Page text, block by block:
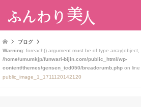
ブログ
Warning: foreach() argument must be of type array|object,
/home/umumkjp/funwari-bijin.com/public_html/wp-
content/themes/gensen_tcd050/breadcrumb.php on line
public_image_1_1711120142120